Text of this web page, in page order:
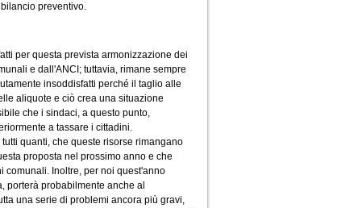
preventivo.
per questa prevista armonizzazione dei
e dall'ANCI; tuttavia, rimane sempre
insoddisfatti perché il taglio alle
aliquote e ciò crea una situazione
che i sindaci, a questo punto,
a tassare i cittadini.
quanti, che queste risorse rimangano
proposta nel prossimo anno e che
comunali. Inoltre, per noi quest'anno
porterà probabilmente anche al
una serie di problemi ancora più gravi,